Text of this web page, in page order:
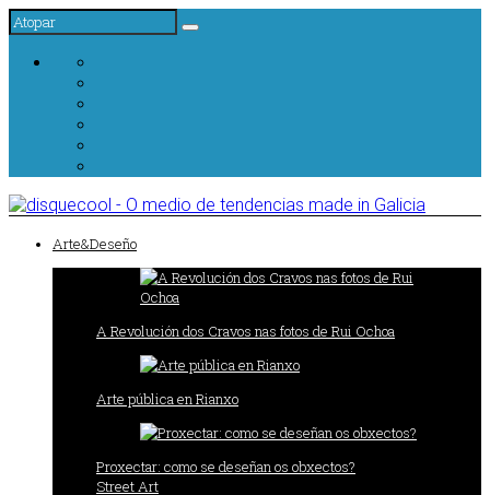
Arte&Deseño
A Revolución dos Cravos nas fotos de Rui Ochoa
Arte pública en Rianxo
Proxectar: como se deseñan os obxectos?
Street Art